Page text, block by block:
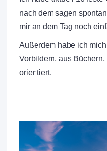
nach dem sagen
mir an dem Tag noch
Außerdem habe ich
Vorbildern, aus
orientiert.